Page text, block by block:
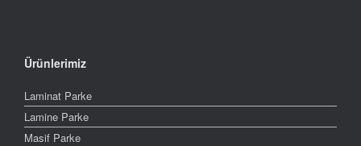
Ürünlerimiz
Laminat Parke
Lamine Parke
Masif Parke